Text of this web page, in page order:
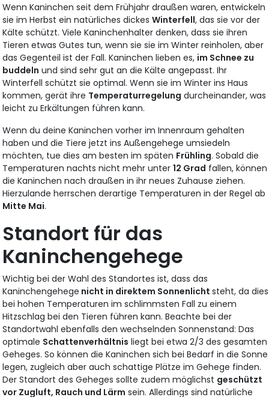
Wenn Kaninchen seit dem Frühjahr draußen waren, entwickeln
sie im Herbst ein natürliches dickesWinterfell, das sie vor der
Kälte schützt. Viele Kaninchenhalter denken, dass sie ihren
Tieren etwas Gutes tun, wenn sie sie im Winter reinholen, aber
das Gegenteil ist der Fall. Kaninchen lieben es, im Schnee zu
buddeln und sind sehr gut an die Kälte angepasst. Ihr
Winterfell schützt sie optimal. Wenn sie im Winter ins Haus
kommen, gerät ihre Temperaturregelung durcheinander, was
leicht zu Erkältungen führen kann.
Wenn du deine Kaninchen vorher im Innenraum gehalten
haben und die Tiere jetzt ins Außengehege umsiedeln
möchten, tue dies am besten im späten Frühling. Sobald die
Temperaturen nachts nicht mehr unter12 Grad fallen, können
die Kaninchen nach draußen in ihr neues Zuhause ziehen.
Hierzulande herrschen derartige Temperaturen in der Regel ab
Mitte Mai.
Standort für das
Kaninchengehege
Wichtig bei der Wahl des Standortes ist, dass das
Kaninchengehege nicht in direktem Sonnenlichtsteht, da dies
bei hohen Temperaturen im schlimmsten Fall zu einem
Hitzschlag bei den Tieren führen kann. Beachte bei der
Standortwahl ebenfalls den wechselnden Sonnenstand: Das
optimale Schattenverhältnis liegt bei etwa 2/3 des gesamten
Geheges. So können die Kaninchen sich bei Bedarf in die Sonne
legen, zugleich aber auch schattige Plätze im Gehege finden.
Der Standort des Geheges sollte zudem möglichst geschützt
vor Zugluft, Rauch und Lärm sein. Allerdings sind natürliche